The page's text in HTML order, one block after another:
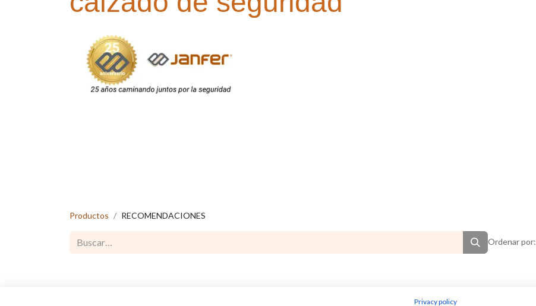
Productos RECOMENDACIONES
Ordenar por:
Privacy policy